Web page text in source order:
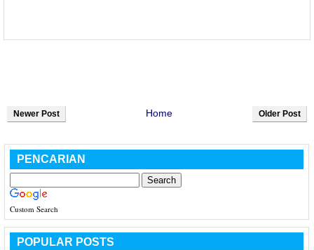
Newer Post Older Post
Home
PENCARIAN
Custom Search
POPULAR POSTS